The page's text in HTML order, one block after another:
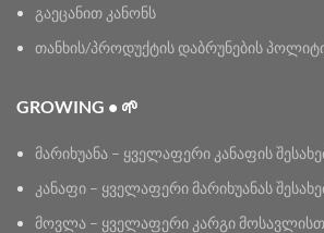
გაეცანით კანონს
თანხის/პროდუქტის დაბრუნების
GROWING • 🌱
მარიხუანა – ყველაფერი კანაფის
კანაფი – ყველაფერი მარიხუანას
მოვლა – ყველაფერი კარგი